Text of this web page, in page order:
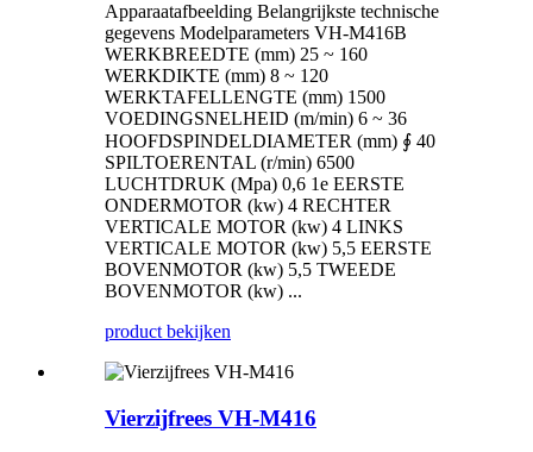
Apparaatafbeelding Belangrijkste technische
gegevens Modelparameters VH-M416B
WERKBREEDTE (mm) 25 ~ 160
WERKDIKTE (mm) 8 ~ 120
WERKTAFELLENGTE (mm) 1500
VOEDINGSNELHEID (m/min) 6 ~ 36
HOOFDSPINDELDIAMETER (mm) ∮ 40
SPILTOERENTAL (r/min) 6500
LUCHTDRUK (Mpa) 0,6 1e EERSTE
ONDERMOTOR (kw) 4 RECHTER
VERTICALE MOTOR (kw) 4 LINKS
VERTICALE MOTOR (kw) 5,5 EERSTE
BOVENMOTOR (kw) 5,5 TWEEDE
BOVENMOTOR (kw) ...
product bekijken
Vierzijfrees VH-M416